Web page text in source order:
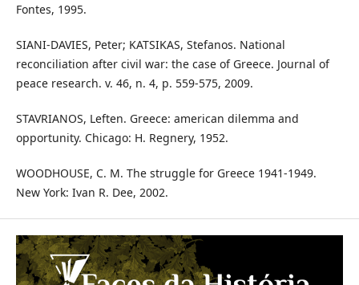
Fontes, 1995.
SIANI-DAVIES, Peter; KATSIKAS, Stefanos. National
reconciliation after civil war: the case of Greece. Journal of
peace research. v. 46, n. 4, p. 559-575, 2009.
STAVRIANOS, Leften. Greece: american dilemma and
opportunity. Chicago: H. Regnery, 1952.
WOODHOUSE, C. M. The struggle for Greece 1941-1949.
New York: Ivan R. Dee, 2002.